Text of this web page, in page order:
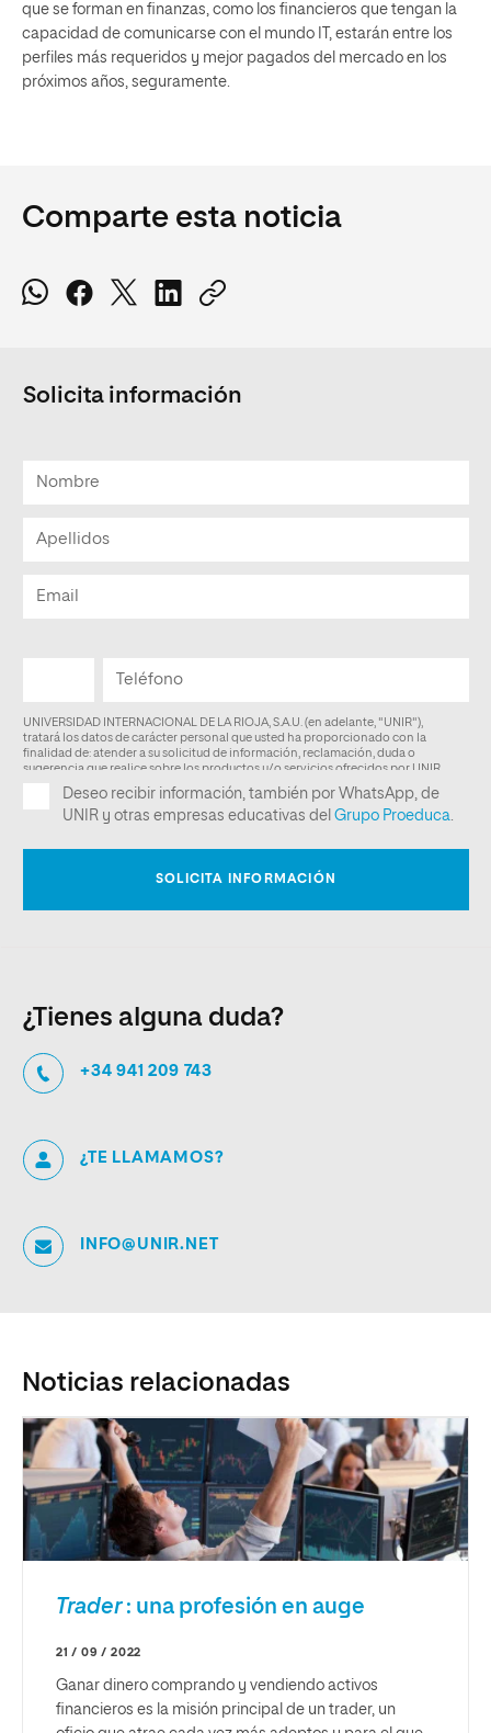
que se forman en finanzas, como los financieros que tengan la
capacidad de comunicarse con el mundo IT, estarán entre los
perfiles más requeridos y mejor pagados del mercado en los
próximos años, seguramente.
Comparte esta noticia
Solicita información
¿Tienes alguna duda?
+34 941 209 743
¿TE LLAMAMOS?
INFO@UNIR.NET
Noticias relacionadas
Trader: una profesión en auge
21 / 09 / 2022
Ganar dinero comprando y vendiendo activos
financieros es la misión principal de un trader, un